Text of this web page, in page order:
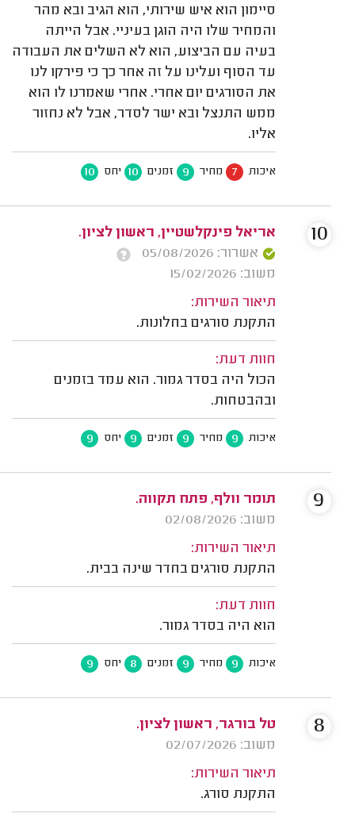
סיימון הוא איש שירותי, הוא הגיב ובא מהר
והמחיר שלו היה הוגן בעיניי. אבל הייתה
בעיה עם הביצוע, הוא לא השלים את העבודה
עד הסוף ועלינו על זה אחר כך כי פירקו לנו
את הסורגים יום אחרי. אחרי שאמרנו לו הוא
ממש התנצל ובא ישר לסדר, אבל לא נחזור
אליו.
איכות 7 מחיר 9 זמנים 10 יחס 10
אריאל פינקלשטיין, ראשון לציון.
אשרור: 05/08/2026
משוב: 15/02/2026
תיאור השירות:
התקנת סורגים בחלונות.
חוות דעת:
הכול היה בסדר גמור. הוא עמד בזמנים
ובהבטחות.
איכות 9 מחיר 9 זמנים 9 יחס 9
10
תומר וולף, פתח תקווה.
משוב: 02/08/2026
תיאור השירות:
התקנת סורגים בחדר שינה בבית.
חוות דעת:
הוא היה בסדר גמור.
איכות 9 מחיר 9 זמנים 8 יחס 9
9
טל בורגר, ראשון לציון.
משוב: 02/07/2026
תיאור השירות:
התקנת סורג.
8